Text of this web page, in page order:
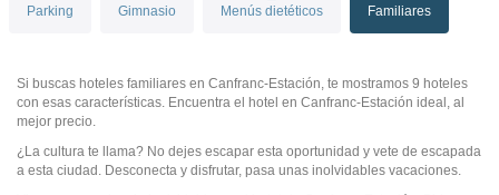
Parking Gimnasio Menús dietéticos Familiares
Si buscas hoteles familiares en Canfranc-Estación, te mostramos 9 hoteles
con esas características. Encuentra el hotel en Canfranc-Estación ideal, al
mejor precio.
¿La cultura te llama? No dejes escapar esta oportunidad y vete de escapada
a esta ciudad. Desconecta y disfrutar, pasa unas inolvidables vacaciones.